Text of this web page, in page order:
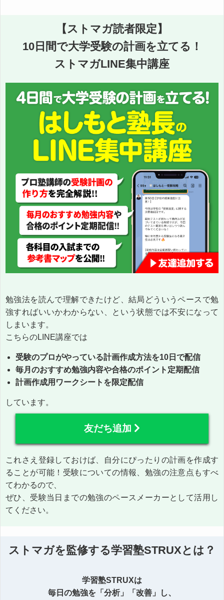
【ストマガ読者限定】
10日間で大学受験の計画を立てる！
ストマガLINE集中講座
勉強法を読んで理解できたけど、結局どういうペースで勉
強すればいいかわからない、という状態では不安になって
しまいます。
こちらのLINE講座では
受験のプロがやっている計画作成方法を10日で配信
毎月のおすすめ勉強内容や合格のポイント定期配信
計画作成用ワークシートを限定配信
しています。
友だち追加
これさえ登録しておけば、自分にぴったりの計画を作成す
ることが可能！受験についての情報、勉強の注意点もすべ
てわかるので、
ぜひ、受験当日までの勉強のペースメーカーとして活用し
てください。
ストマガを監修する学習塾STRUXとは？
学習塾STRUXは
毎日の勉強を「分析」「改善」し、